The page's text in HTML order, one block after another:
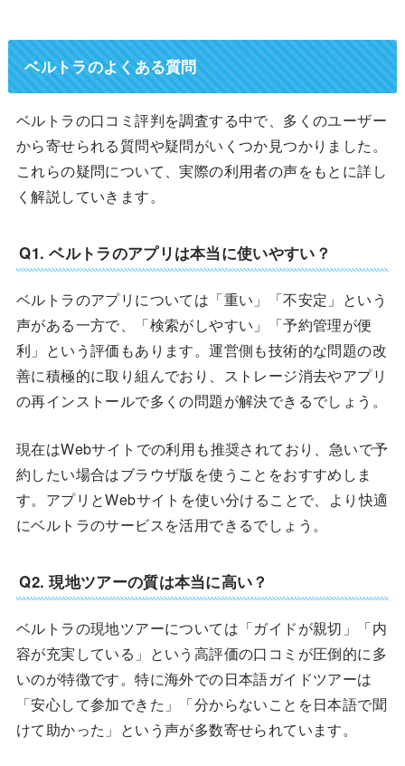
ベルトラのよくある質問
ベルトラの口コミ評判を調査する中で、多くのユーザー
から寄せられる質問や疑問がいくつか見つかりました。
これらの疑問について、実際の利用者の声をもとに詳し
く解説していきます。
Q1. ベルトラのアプリは本当に使いやすい？
ベルトラのアプリについては「重い」「不安定」という
声がある一方で、「検索がしやすい」「予約管理が便
利」という評価もあります。運営側も技術的な問題の改
善に積極的に取り組んでおり、ストレージ消去やアプリ
の再インストールで多くの問題が解決できるでしょう。
現在はWebサイトでの利用も推奨されており、急いで予
約したい場合はブラウザ版を使うことをおすすめしま
す。アプリとWebサイトを使い分けることで、より快適
にベルトラのサービスを活用できるでしょう。
Q2. 現地ツアーの質は本当に高い？
ベルトラの現地ツアーについては「ガイドが親切」「内
容が充実している」という高評価の口コミが圧倒的に多
いのが特徴です。特に海外での日本語ガイドツアーは
「安心して参加できた」「分からないことを日本語で聞
けて助かった」という声が多数寄せられています。